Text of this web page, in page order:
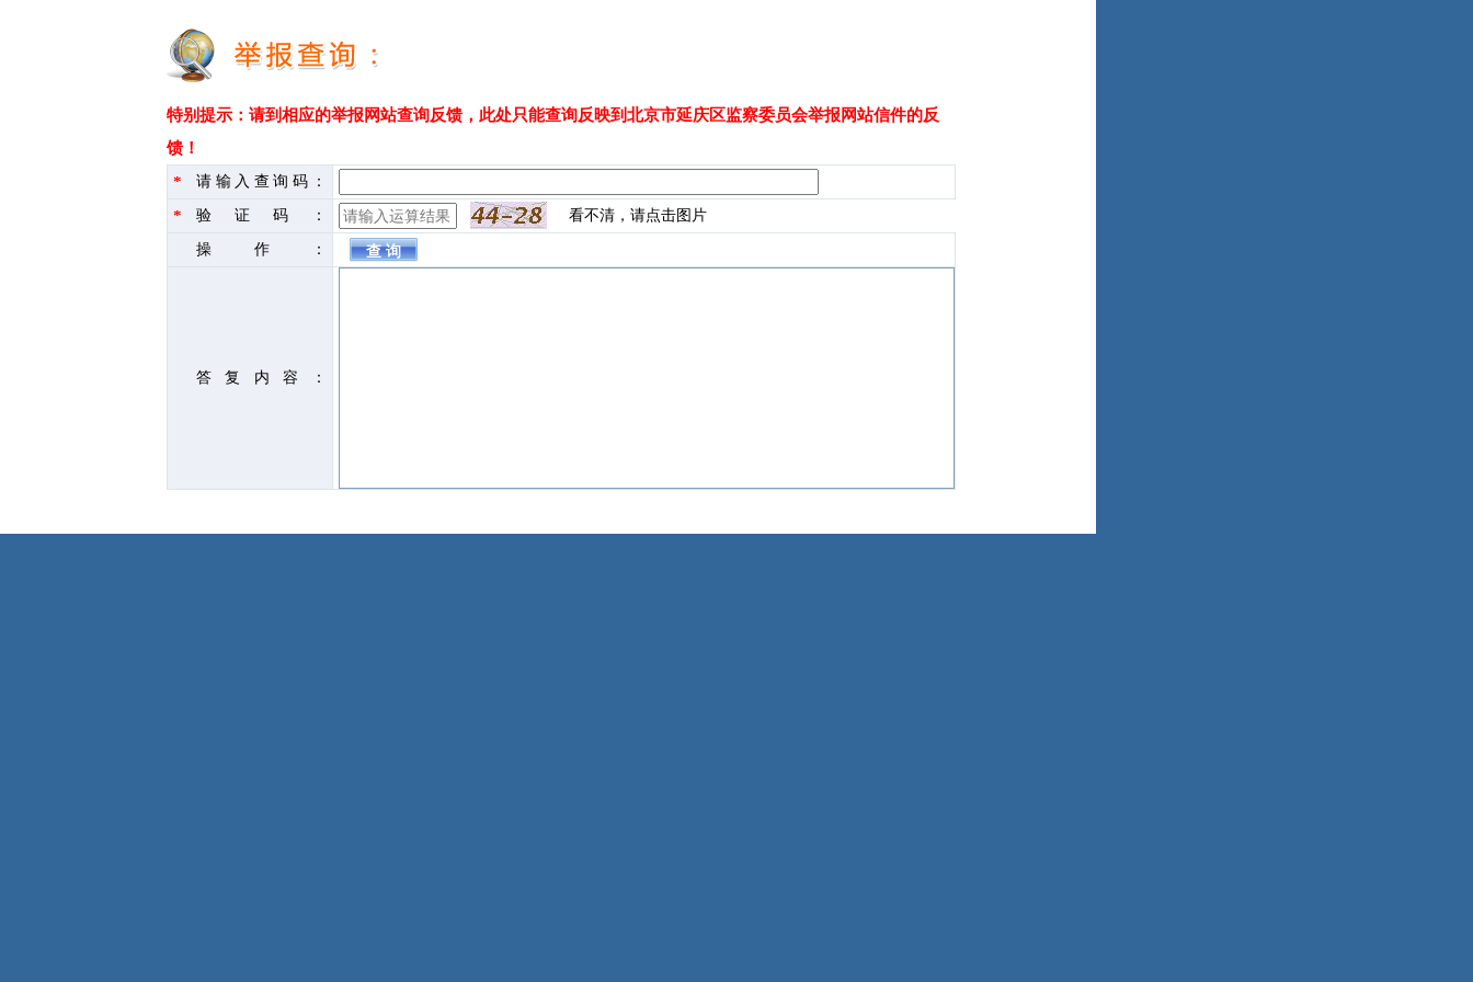
特别提示：请到相应的举报网站查询反馈，此处只能查询反映到北京市延庆区监察委员会举报网站信件的反
馈！
*
请输入查询码：
* 验证码： 看不清，请点击图片
操作：
答复内容：